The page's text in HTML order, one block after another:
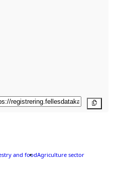
and foodAgriculture sector